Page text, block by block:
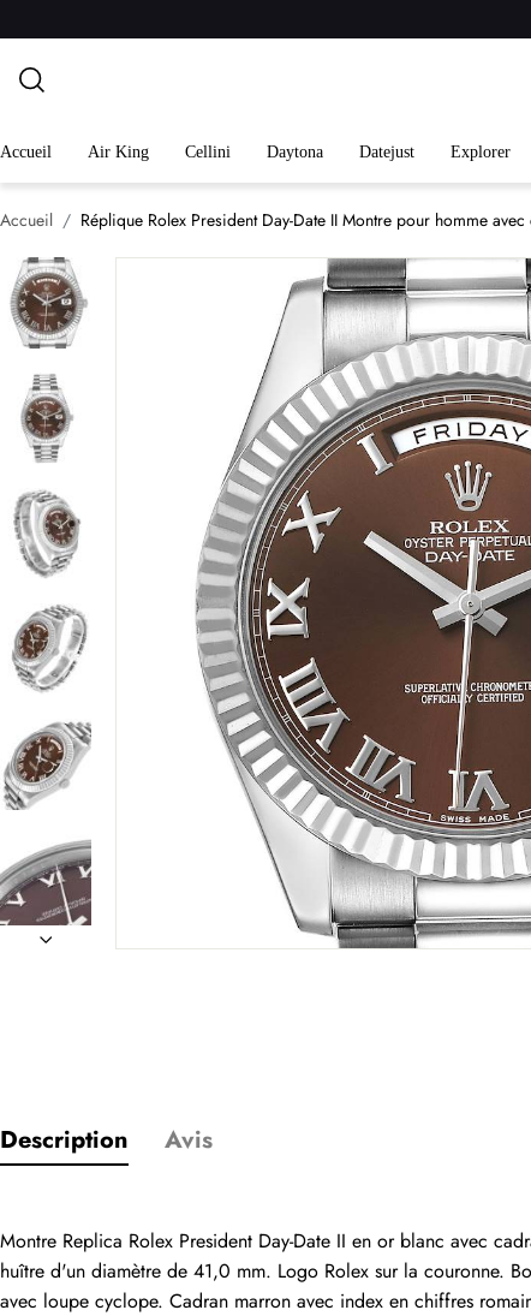
Accueil Air King Cellini Daytona Datejust Explorer
Accueil Réplique Rolex President Day-Date II Montre pour homme
Description Avis
Montre Replica Rolex President Day-Date II en or blanc avec
huître d'un diamètre de 41,0 mm. Logo Rolex sur la couronne.
avec loupe cyclope. Cadran marron avec index en chiffres
Évaluation